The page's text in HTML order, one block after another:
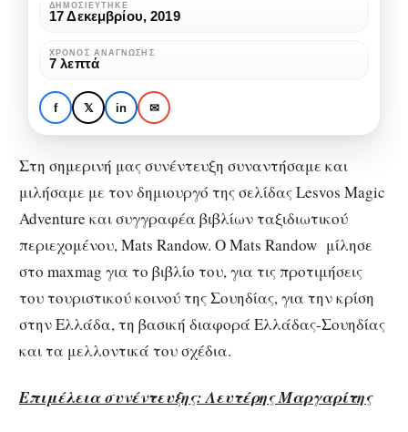
ΆΓΝΩΣΤΗ ΕΛΛΆΔΑ
Mats Randow: Ο Σουηδός
που αγάπησε τη Λέσβο
μέσα από την πεζοπορία
Σουηδός
που
αγάπησε
τη
Λέσβο
από
την
πεζοπορία
ΔΗΜΟΣΙΕΎΤΗΚΕ
17 Δεκεμβρίου, 2019
ΧΡΌΝΟΣ ΑΝΆΓΝΩΣΗΣ
7 λεπτά
f 𝕏 in ✉
Στη σημερινή μας συνέντευξη συναντήσαμε και
μιλήσαμε με τον δημιουργό της σελίδας Lesvos Magic
Adventure και συγγραφέα βιβλίων ταξιδιωτικού
περιεχομένου, Mats Randow. O Mats Randow μίλησε
στο maxmag για το βιβλίο του, για τις προτιμήσεις
του τουριστικού κοινού της Σουηδίας, για την κρίση
στην Ελλάδα, τη βασική διαφορά Ελλάδας-Σουηδίας
και τα μελλοντικά του σχέδια.
Επιμέλεια συνέντευξης: Λευτέρης Μαργαρίτης